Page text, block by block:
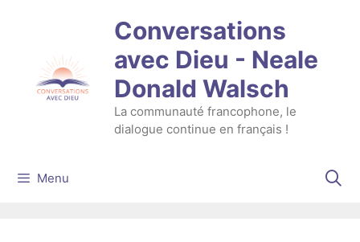
Conversations
avec Dieu - Neale
Donald Walsch
La communauté francophone, le
dialogue continue en français !
Menu